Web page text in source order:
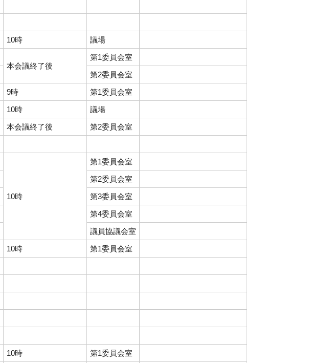
10時
議場
本会議終了後
第1委員会室
第2委員会室
9時
第1委員会室
10時
議場
本会議終了後
第2委員会室
10時
第1委員会室
第2委員会室
第3委員会室
第4委員会室
議員協議会室
10時
第1委員会室
10時
第1委員会室